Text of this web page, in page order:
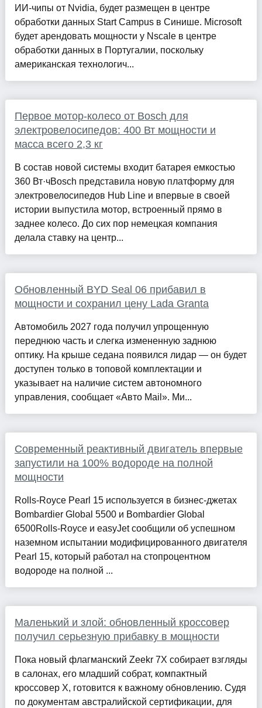
ИИ-чипы от Nvidia, будет размещен в центре
обработки данных Start Campus в Синише. Microsoft
будет арендовать мощности у Nscale в центре
обработки данных в Португалии, поскольку
американская технологич...
Первое мотор-колесо от Bosch для
электровелосипедов: 400 Вт мощности и
масса всего 2,3 кг
В состав новой системы входит батарея емкостью
360 Вт·чBosch представила новую платформу для
электровелосипедов Hub Line и впервые в своей
истории выпустила мотор, встроенный прямо в
заднее колесо. До сих пор немецкая компания
делала ставку на центр...
Обновленный BYD Seal 06 прибавил в
мощности и сохранил цену Lada Granta
Автомобиль 2027 года получил упрощенную
переднюю часть и слегка измененную заднюю
оптику. На крыше седана появился лидар — он будет
доступен только в топовой комплектации и
указывает на наличие систем автономного
управления, сообщает «Авто Mail». Ми...
Современный реактивный двигатель впервые
запустили на 100% водороде на полной
мощности
Rolls-Royce Pearl 15 используется в бизнес-джетах
Bombardier Global 5500 и Bombardier Global
6500Rolls-Royce и easyJet сообщили об успешном
наземном испытании модифицированного двигателя
Pearl 15, который работал на стопроцентном
водороде на полной ...
Маленький и злой: обновленный кроссовер
получил серьезную прибавку в мощности
Пока новый флагманский Zeekr 7X собирает взгляды
в салонах, его младший собрат, компактный
кроссовер X, готовится к важному обновлению. Судя
по документам австралийской сертификации, для